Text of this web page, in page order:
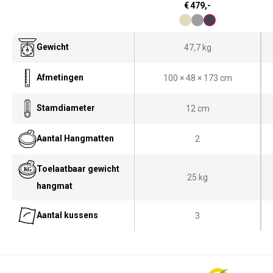
€479,-
Gewicht 47,7 kg
Afmetingen 100 × 48 × 173 cm
Stamdiameter 12 cm
Aantal Hangmatten 2
Toelaatbaar gewicht
hangmat
25 kg
Aantal kussens 3